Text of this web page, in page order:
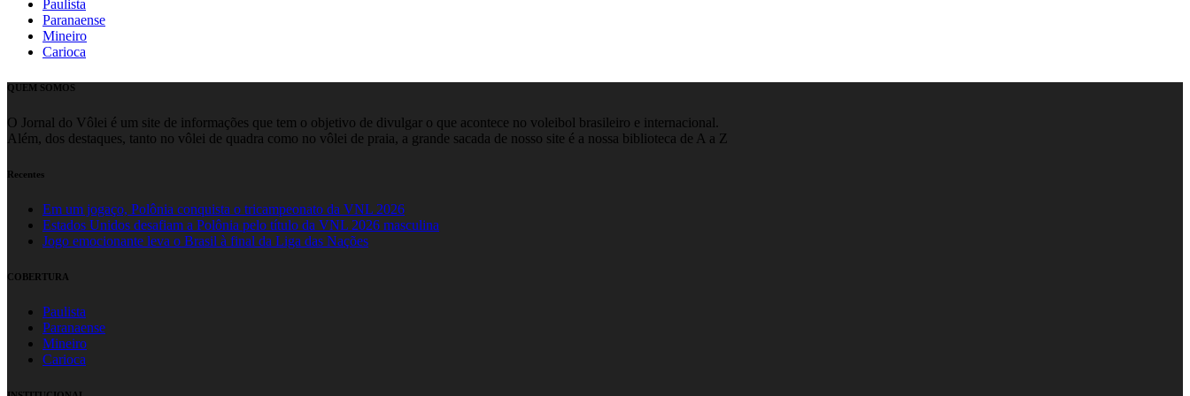
Paulista
Paranaense
Mineiro
Carioca
QUEM SOMOS
O Jornal do Vôlei é um site de informações que tem o objetivo de divulgar o que acontece no voleibol brasileiro e internacional.
Além, dos destaques, tanto no vôlei de quadra como no vôlei de praia, a grande sacada de nosso site é a nossa biblioteca de A a Z
Recentes
Em um jogaço, Polônia conquista o tricampeonato da VNL 2026
Estados Unidos desafiam a Polônia pelo título da VNL 2026 masculina
Jogo emocionante leva o Brasil à final da Liga das Nações
COBERTURA
Paulista
Paranaense
Mineiro
Carioca